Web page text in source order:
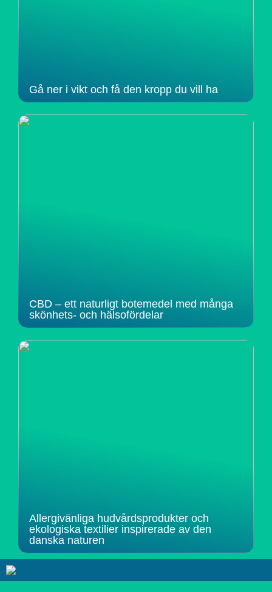
Gå ner i vikt och få den kropp du vill ha
CBD – ett naturligt botemedel med många
skönhets- och hälsofördelar
Allergivänliga hudvårdsprodukter och
ekologiska textilier inspirerade av den
danska naturen